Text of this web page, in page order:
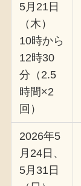
5月21日
（木）
10時から
12時30
分（2.5
時間×2
回）
2026年5
月24日、
5月31日